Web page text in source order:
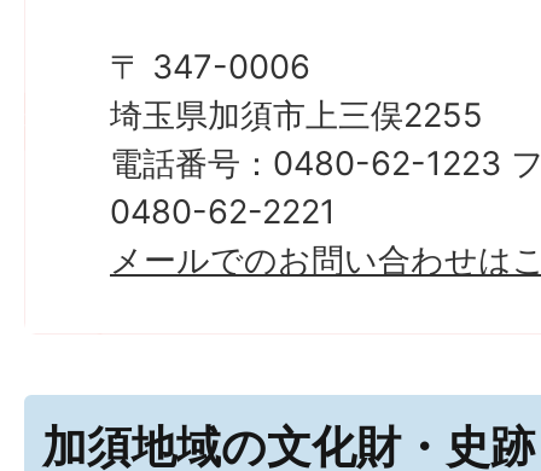
〒 347-0006
埼玉県加須市上三俣2255
電話番号：0480-62-1223
0480-62-2221
メールでのお問い合わせは
加須地域の文化財・史跡